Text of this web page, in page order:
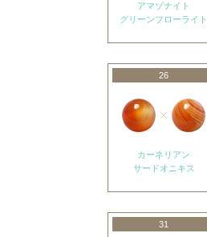
アマゾナイト
グリーンフローライト
26
カーネリアン
サードオニキス
31